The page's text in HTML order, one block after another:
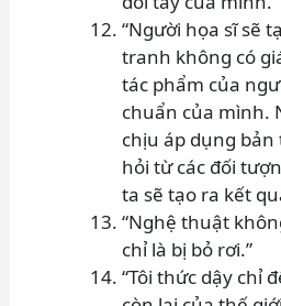
“Người họa sĩ sẽ
tranh không có
tác phẩm của
chuẩn của mình.
chịu áp dụng
hỏi từ các đối
ta sẽ tạo ra kết
“Nghệ thuật
chỉ là bị bỏ rơi.”
“Tôi thức dậy chỉ